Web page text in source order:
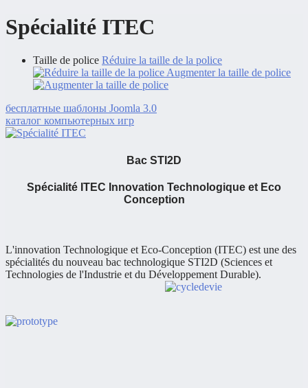
Spécialité ITEC
Taille de police Réduire la taille de la police
Augmenter la taille de police
бесплатные шаблоны Joomla 3.0
каталог компьютерных игр
Bac STI2D
Spécialité ITEC Innovation Technologique et Eco
Conception
L'innovation Technologique et Eco-Conception (ITEC) est une des
spécialités du nouveau bac technologique STI2D (Sciences et
Technologies de l'Industrie et du Développement Durable).